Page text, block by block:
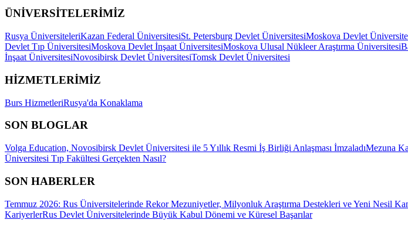
ÜNİVERSİTELERİMİZ
Rusya ÜniversiteleriKazan Federal ÜniversitesiSt. Petersburg Devlet ÜniversitesiMoskova Devlet
Devlet Tıp ÜniversitesiMoskova Devlet İnşaat ÜniversitesiMoskova Ulusal Nükleer Araştırma Üniversitesi
İnşaat ÜniversitesiNovosibirsk Devlet ÜniversitesiTomsk Devlet Üniversitesi
HİZMETLERİMİZ
Burs HizmetleriRusya'da Konaklama
SON BLOGLAR
Volga Education, Novosibirsk Devlet Üniversitesi ile 5 Yıllık Resmi İş Birliği Anlaşması İmzaladıMezuna
Üniversitesi Tıp Fakültesi Gerçekten Nasıl?
SON HABERLER
Temmuz 2026: Rus Üniversitelerinde Rekor Mezuniyetler, Milyonluk Araştırma Destekleri ve Yeni Nesil
KariyerlerRus Devlet Üniversitelerinde Büyük Kabul Dönemi ve Küresel Başarılar